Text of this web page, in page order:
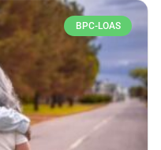
BPC-LOAS